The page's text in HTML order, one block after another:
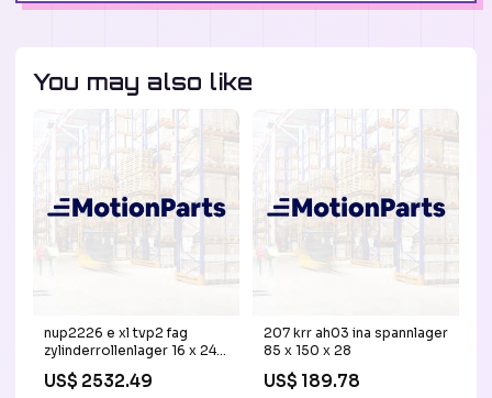
You may also like
nup2226 e xl tvp2 fag
zylinderrollenlager 16 x 24 x
US$ 2532.49
207 krr ah03 ina spannlager
85 x 150 x 28
US$ 189.78